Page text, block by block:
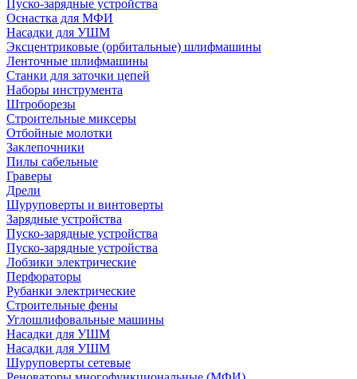
Пуско-зарядные устройства
Оснастка для МФИ
Насадки для УШМ
Эксцентриковые (орбитальные) шлифмашины
Ленточные шлифмашины
Станки для заточки цепей
Наборы инструмента
Штроборезы
Строительные миксеры
Отбойные молотки
Заклепочники
Пилы сабельные
Граверы
Дрели
Шуруповерты и винтоверты
Зарядные устройства
Пуско-зарядные устройства
Пуско-зарядные устройства
Лобзики электрические
Перфораторы
Рубанки электрические
Строительные фены
Углошлифовальные машины
Насадки для УШМ
Насадки для УШМ
Шуруповерты сетевые